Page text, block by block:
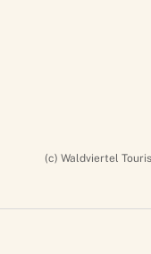
(c) Waldviertel